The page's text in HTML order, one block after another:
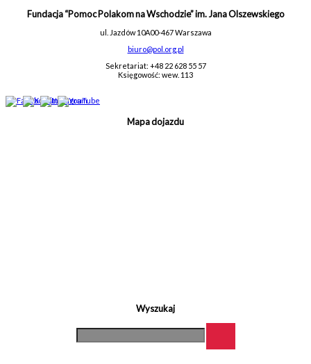
Fundacja “Pomoc Polakom na Wschodzie” im. Jana Olszewskiego
ul. Jazdów 10A00-467 Warszawa
biuro@pol.org.pl
Sekretariat: +48 22 628 55 57
Księgowość: wew. 113
Mapa dojazdu
Wyszukaj